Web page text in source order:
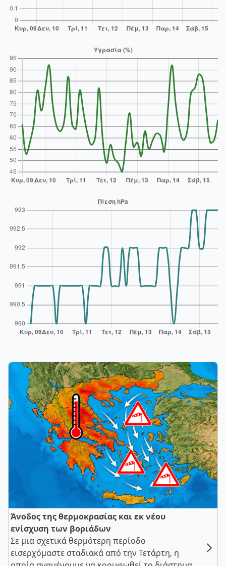
Άνοδος της θερμοκρασίας και εκ νέου
ενίσχυση των βοριάδων
Σε μια σχετικά θερμότερη περίοδο
εισερχόμαστε σταδιακά από την Τετάρτη, η